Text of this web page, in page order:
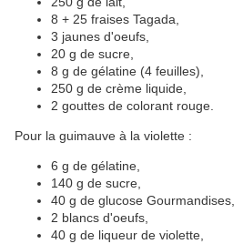
8 + 25 fraises Tagada,
3 jaunes d'oeufs,
20 g de sucre,
8 g de gélatine (4 feuilles),
250 g de crème liquide,
2 gouttes de colorant rouge.
Pour la guimauve à la violette :
6 g de gélatine,
140 g de sucre,
40 g de glucose Gourmandises,
2 blancs d'oeufs,
40 g de liqueur de violette,